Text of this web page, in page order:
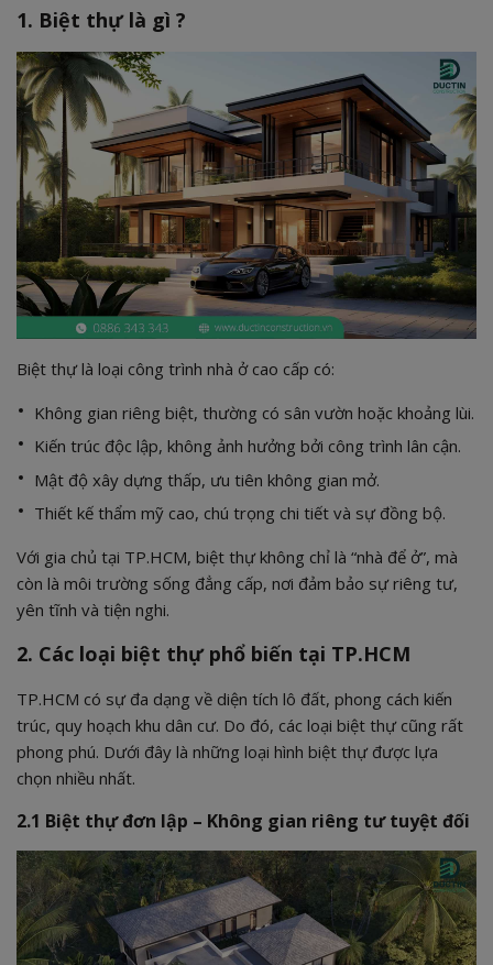
1. Biệt thự là gì ?
Biệt thự là loại công trình nhà ở cao cấp có:
Không gian riêng biệt, thường có sân vườn hoặc khoảng lùi.
Kiến trúc độc lập, không ảnh hưởng bởi công trình lân cận.
Mật độ xây dựng thấp, ưu tiên không gian mở.
Thiết kế thẩm mỹ cao, chú trọng chi tiết và sự đồng bộ.
Với gia chủ tại TP.HCM, biệt thự không chỉ là “nhà để ở”, mà
còn là môi trường sống đẳng cấp, nơi đảm bảo sự riêng tư,
yên tĩnh và tiện nghi.
2. Các loại biệt thự phổ biến tại TP.HCM
TP.HCM có sự đa dạng về diện tích lô đất, phong cách kiến
trúc, quy hoạch khu dân cư. Do đó, các loại biệt thự cũng rất
phong phú. Dưới đây là những loại hình biệt thự được lựa
chọn nhiều nhất.
2.1 Biệt thự đơn lập – Không gian riêng tư tuyệt đối